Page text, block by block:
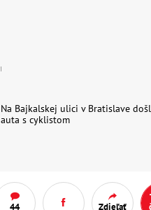
Na Bajkalskej ulici v Bratislave
auta s cyklistom
44 Zdieľať